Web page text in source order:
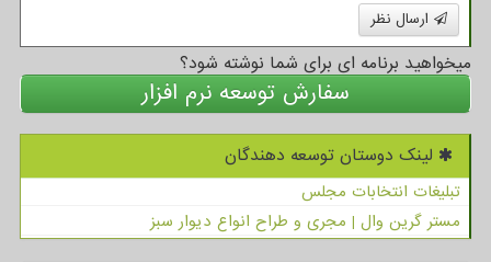
ارسال نظر
میخواهید برنامه ای برای شما نوشته شود؟
سفارش توسعه نرم افزار
لینک دوستان توسعه دهندگان
تبلیغات انتخابات مجلس
مستر گرین وال | مجری و طراح انواع دیوار سبز